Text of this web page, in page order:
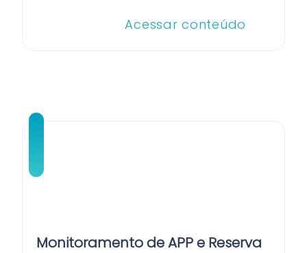
Acessar conteúdo
Monitoramento de APP e Reserva